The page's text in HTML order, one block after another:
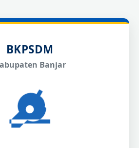
BKPSDM
Banjar